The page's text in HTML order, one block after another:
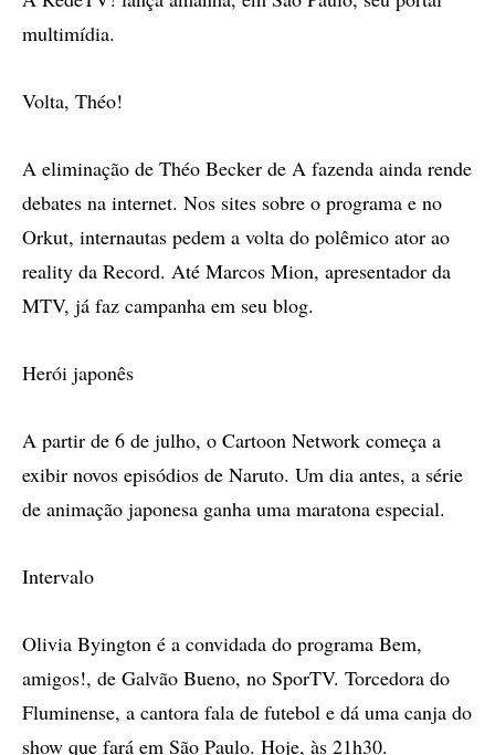
multimídia.
Volta, Théo!
A eliminação de Théo Becker de A fazenda ainda rende
debates na internet. Nos sites sobre o programa e no
Orkut, internautas pedem a volta do polêmico ator ao
reality da Record. Até Marcos Mion, apresentador da
MTV, já faz campanha em seu blog.
Herói japonês
A partir de 6 de julho, o Cartoon Network começa a
exibir novos episódios de Naruto. Um dia antes, a série
de animação japonesa ganha uma maratona especial.
Intervalo
Olivia Byington é a convidada do programa Bem,
amigos!, de Galvão Bueno, no SporTV. Torcedora do
Fluminense, a cantora fala de futebol e dá uma canja do
show que fará em São Paulo. Hoje, às 21h30.